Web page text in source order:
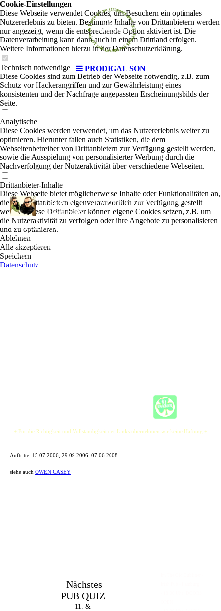
PRODIGAL SON
PRODIGAL SONfrom Portumna, Galway, Ireland |
Reggae-Roots
Seit der Gründung im Sommer 2005 durch die Songwriter Owen Casey (Irland) und
Tom Bätzel ("Big T", Deutschland) hat das Duo "PRODIGAL SON" in zahlreichen
Clubs in Deutschland und Skandinavien für beste Stimmung und tolle Abende
gesorgt.
+ Für die Richtigkeit und Vollständigkeit der Links übernehmen wir keine Haftung +
Auftritte: 15.07.2006, 29.09.2006, 07.06.2008
siehe auch OWEN CASEY
Nächstes
PUB QUIZ
11. &
Cookie-Einstellungen
Diese Webseite verwendet Cookies, um Besuchern ein optimales
Nutzererlebnis zu bieten. Bestimmte Inhalte von Drittanbietern werden
nur angezeigt, wenn die entsprechende Option aktiviert ist. Die
Datenverarbeitung kann dann auch in einem Drittland erfolgen.
Weitere Informationen hierzu in der Datenschutzerklärung.
Technisch notwendige
Diese Cookies sind zum Betrieb der Webseite notwendig, z.B. zum
Schutz vor Hackerangriffen und zur Gewährleistung eines
konsistenten und der Nachfrage angepassten Erscheinungsbilds der
Seite.
Analytische
Diese Cookies werden verwendet, um das Nutzererlebnis weiter zu
optimieren. Hierunter fallen auch Statistiken, die dem
Webseitenbetreiber von Drittanbietern zur Verfügung gestellt werden,
sowie die Ausspielung von personalisierter Werbung durch die
Nachverfolgung der Nutzeraktivität über verschiedene Webseiten.
Drittanbieter-Inhalte
Diese Webseite bietet möglicherweise Inhalte oder Funktionalitäten an,
die von Drittanbietern eigenverantwortlich zur Verfügung gestellt
werden. Diese Drittanbieter können eigene Cookies setzen, z.B. um
die Nutzeraktivität zu verfolgen oder ihre Angebote zu personalisieren
und zu optimieren.
Ablehnen
Alle akzeptieren
Speichern
Datenschutz